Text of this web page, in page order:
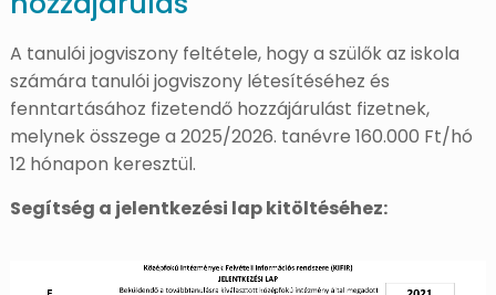
A tanulói jogviszony feltétele, hogy a szülők az iskola
számára tanulói jogviszony létesítéséhez és
fenntartásához fizetendő hozzájárulást fizetnek,
melynek összege a 2025/2026. tanévre 160.000 Ft/hó
12 hónapon keresztül.
Segítség a jelentkezési lap kitöltéséhez: